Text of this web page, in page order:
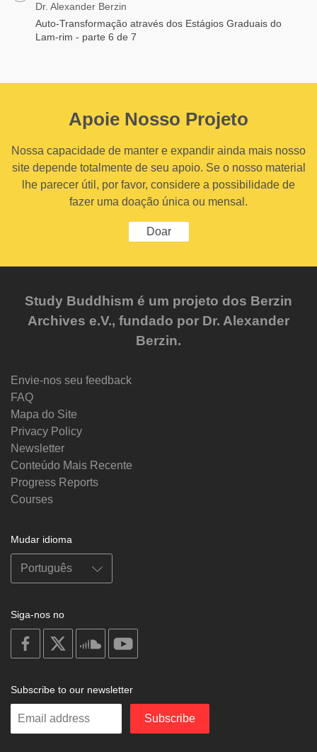
Dr. Alexander Berzin
Auto-Transformação através dos Estágios Graduais do
Lam-rim - parte 6 de 7
Apoie Nosso Projeto
Nossa capacidade de manter e expandir ainda mais nosso
site depende totalmente de seu apoio. Se o nosso material
lhe parecer útil, por favor, considere a possibilidade de
fazer uma doação única ou mensal.
Doar
Study Buddhism é um projeto dos Berzin
Archives e.V., fundado por Dr. Alexander
Berzin.
Envie-nos seu feedback
FAQ
Mapa do Site
Privacy Policy
Newsletter
Conteúdo Mais Recente
Progress Reports
Courses
Mudar idioma
Siga-nos no
on
facebook
soundcloud
Subscribe to our newsletter
Enter
Subscribe